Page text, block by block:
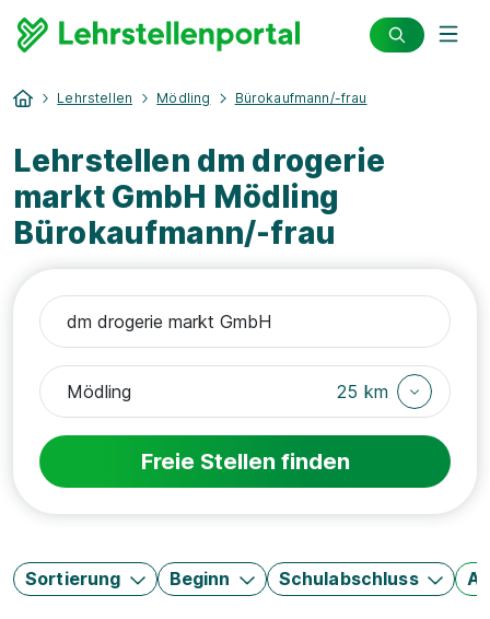
Lehrstellen Mödling Bürokaufmann/-frau
Lehrstellen dm drogerie
markt GmbH Mödling
Bürokaufmann/-frau
25 km
Freie Stellen finden
Sortierung Beginn Schulabschluss